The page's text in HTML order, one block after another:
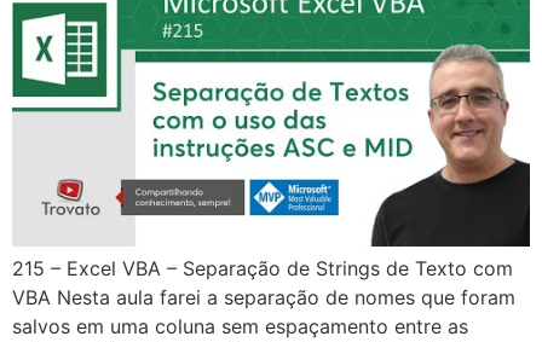
215 – Excel VBA – Separação de Strings de Texto com
VBA Nesta aula farei a separação de nomes que foram
salvos em uma coluna sem espaçamento entre as